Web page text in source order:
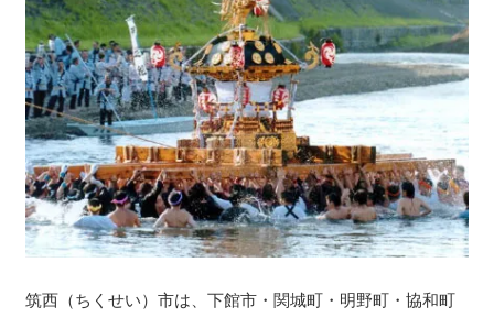
筑西（ちくせい）市は、下館市・関城町・明野町・協和町